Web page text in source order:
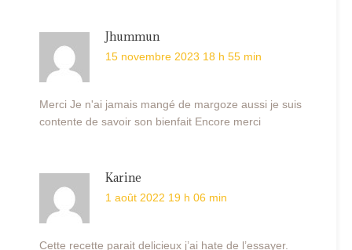
Jhummun
15 novembre 2023 18 h 55 min
Merci Je n'ai jamais mangé de margoze aussi je suis
contente de savoir son bienfait Encore merci
Karine
1 août 2022 19 h 06 min
Cette recette parait delicieux j’ai hate de l’essayer.